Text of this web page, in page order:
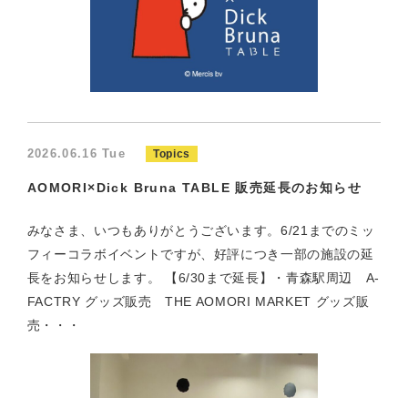
2026.06.16 Tue Topics
AOMORI×Dick Bruna TABLE 販売延長のお知らせ
みなさま、いつもありがとうございます。6/21までのミッ
フィーコラボイベントですが、好評につき一部の施設の延
長をお知らせします。 【6/30まで延長】・青森駅周辺 A-
FACTRY グッズ販売 THE AOMORI MARKET グッズ販
売・・・